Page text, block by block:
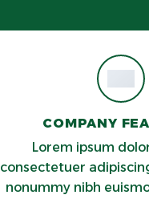
COMPANY
Lorem ipsum
consectetuer
nonummy nibh